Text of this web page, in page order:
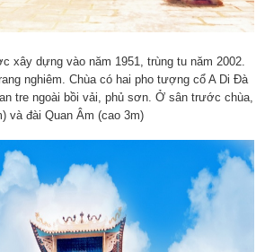
xây dựng vào năm 1951, trùng tu năm 2002.
nghiêm. Chùa có hai pho tượng cổ A Di Đà
tre ngoài bồi vải, phủ sơn. Ở sân trước chùa,
và đài Quan Âm (cao 3m)